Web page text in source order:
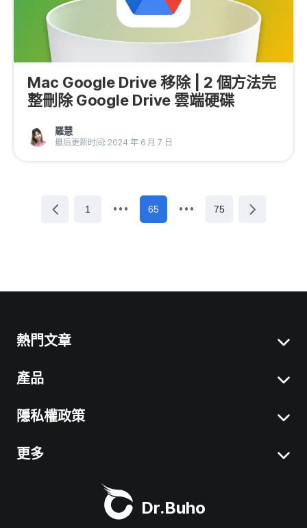
Mac Google Drive 移除 | 2 個方法完
整刪除 Google Drive 雲端硬碟
羅慧
最后更新时间: 2024 年 6 月 7 日
1 65 75
Dr.Buho
熱門文章
Mac 「系統資料」刪除
移除 Mac 應用程式
產品
BuhoCleaner
BuhoUnlocker
隱私權政策
服務條款
更多